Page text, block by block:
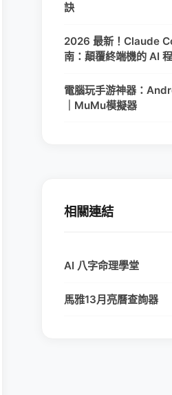
訣
2026 最新！Claude
南：顛覆終端機的 AI
電腦玩手游神器：
｜MuMu模擬器
相關連結
AI 八字命理學堂
馬雅13月亮曆查詢器